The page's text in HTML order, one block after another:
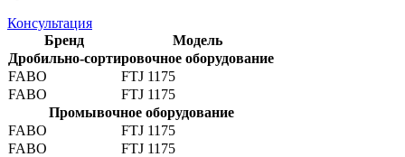
Консультация
Бренд
Модель
Дробильно-сортировочное оборудование
FABO
FTJ 1175
FABO
FTJ 1175
Промывочное оборудование
FABO
FTJ 1175
FABO
FTJ 1175